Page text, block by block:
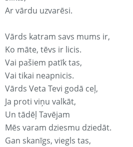
Ar vārdu uzvarēsi.
Vārds katram savs mums ir,
Ko māte, tēvs ir licis.
Vai pašiem patīk tas,
Vai tikai neapnicis.
Vārds Veta Tevi godā ceļ,
Ja proti viņu valkāt,
Un tādēļ Tavējam
Mēs varam dziesmu dziedāt.
Gan skanīgs, viegls tas,